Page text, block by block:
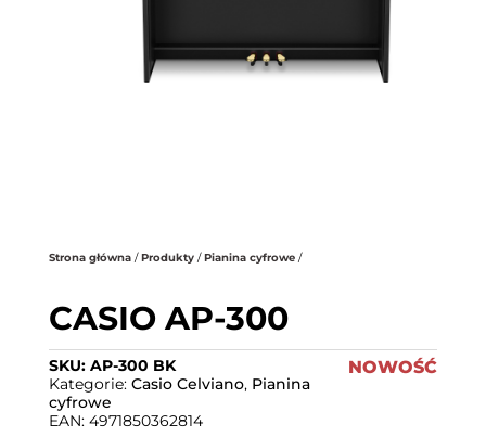
Strona główna/Produkty/Pianina cyfrowe/
CASIO AP-300
NOWOŚĆ
SKU: AP-300 BK
Kategorie: Casio Celviano, Pianina
cyfrowe
EAN: 4971850362814